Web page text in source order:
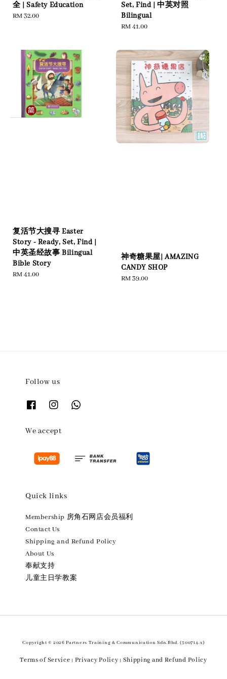
全 | Safety Education
Regular
RM 32.00
Set, Find | 中英对照
Bilingual
Regular
RM 41.00
复活节大搜寻 Easter
Story - Ready, Set, Find |
中英圣经故事 Bilingual
Bible Story
Regular
RM 41.00
神奇糖果屋| AMAZING
CANDY SHOP
Regular
RM 39.00
Follow us
We accept
Quick links
Membership 房角石网店会员福利
Contact Us
Shipping and Refund Policy
About Us
奉献支持
儿童主日学教案
Copyright © 2026 Partners Training & Communication Sdn.Bhd. (500714-x)
Terms of Service | Privacy Policy | Shipping and Refund Policy